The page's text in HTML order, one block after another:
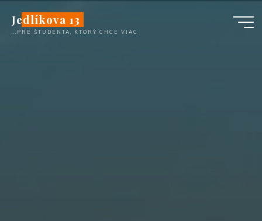
content
Jedlíkova 13
...PRE ŠTUDENTA, KTORÝ CHCE VIAC